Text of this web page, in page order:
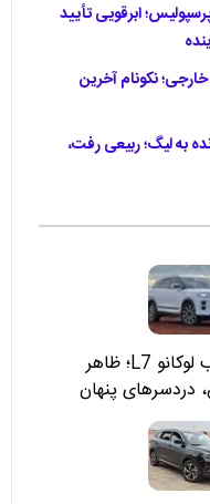
ابرقویی تأیید
نکونام آخرین
۵ روز مانده به لیگ؛ ربیعی رفت،
معایب لوکانو L7؛ ظاهر
دردسرهای پنهان